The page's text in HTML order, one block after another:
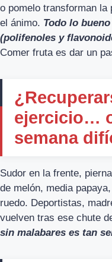
o pomelo transforman la
el ánimo. Todo lo
(polifenoles y
Comer fruta es dar un
ejercicio…
semana
Sudor en la frente,
de melón, media
ruedo. Deportistas,
vuelven tras ese chute
sin malabares es tan